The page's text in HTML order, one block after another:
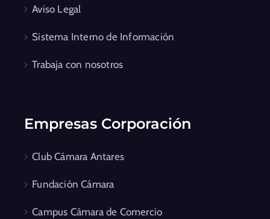
Aviso Legal
Sistema Interno de Información
Trabaja con nosotros
Empresas Corporación
Club Cámara Antares
Fundación Cámara
Campus Cámara de Comercio